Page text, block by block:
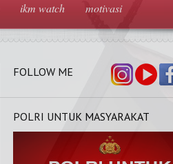
ikm watch motivasi
FOLLOW ME
POLRI UNTUK MASYARAKAT